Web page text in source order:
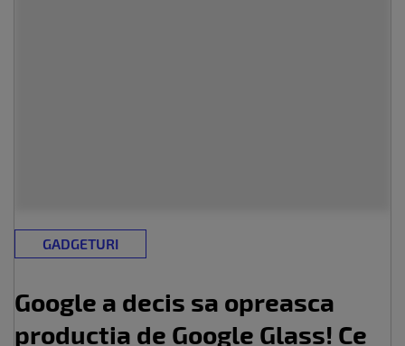
GADGETURI
Google a decis sa opreasca
productia de Google Glass! Ce